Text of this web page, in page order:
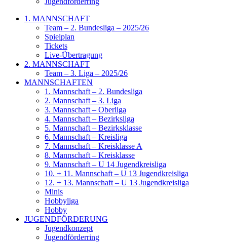
1. MANNSCHAFT
Team – 2. Bundesliga – 2025/26
Spielplan
Tickets
Live-Übertragung
2. MANNSCHAFT
Team – 3. Liga – 2025/26
MANNSCHAFTEN
1. Mannschaft – 2. Bundesliga
2. Mannschaft – 3. Liga
3. Mannschaft – Oberliga
4. Mannschaft – Bezirksliga
5. Mannschaft – Bezirksklasse
6. Mannschaft – Kreisliga
7. Mannschaft – Kreisklasse A
8. Mannschaft – Kreisklasse
9. Mannschaft – U 14 Jugendkreisliga
10. + 11. Mannschaft – U 13 Jugendkreisliga
12. + 13. Mannschaft – U 13 Jugendkreisliga
Minis
Hobbyliga
Hobby
JUGENDFÖRDERUNG
Jugendkonzept
Jugendförderring